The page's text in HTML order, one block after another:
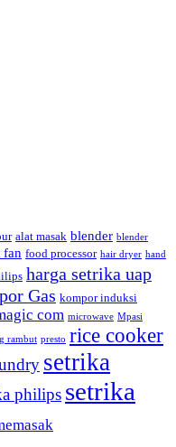
alat masak blender blender
fan food processor hair dryer hand
harga setrika uap
Gas kompor induksi
com microwave Mpasi
rambut presto rice cooker
setrika
philips setrika